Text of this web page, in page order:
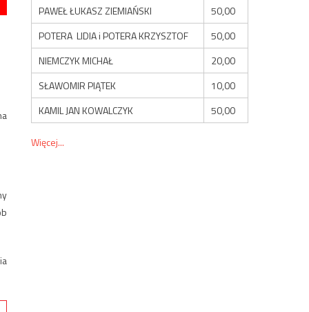
PAWEŁ ŁUKASZ ZIEMIAŃSKI
50,00
POTERA LIDIA i POTERA KRZYSZTOF
50,00
NIEMCZYK MICHAŁ
20,00
SŁAWOMIR PIĄTEK
10,00
KAMIL JAN KOWALCZYK
50,00
Więcej...